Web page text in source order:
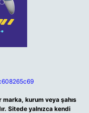
kurum veya şahıs
Sitede yalnızca kendi